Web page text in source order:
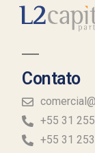
Contato
+55 31
+55 31